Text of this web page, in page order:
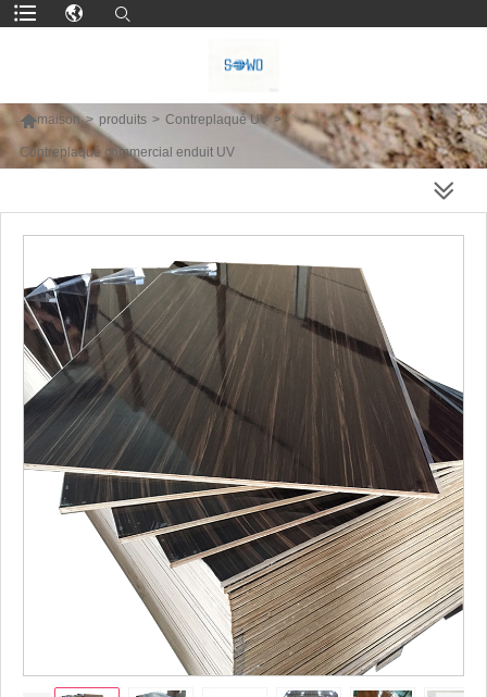
maison > produits > Contreplaqué UV >
Contreplaqué commercial enduit UV